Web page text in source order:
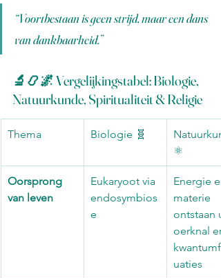
“Voortbestaan is geen strijd, maar een dans
van dankbaarheid.”
🔬📿🌌 Vergelijkingstabel: Biologie,
Natuurkunde, Spiritualiteit & Religie
Thema Biologie 🧬
⚛️
Oorsprong
van leven
Eukaryoot via
endosymbios
e
Energie
materie
ontstaan
oerknal en
uaties